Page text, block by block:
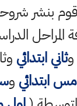
بنشر
المراحل
وثاني ابتدائي
ابتدائي و